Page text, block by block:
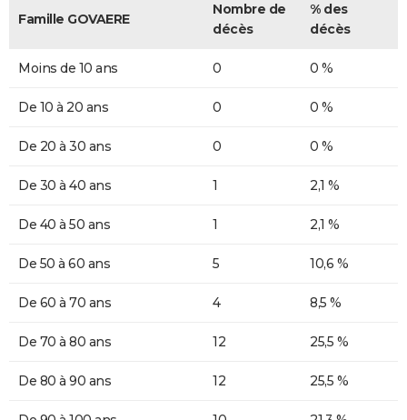
Famille GOVAERE
Nombre de
décès
% des
décès
Moins de 10 ans 0 0 %
De 10 à 20 ans 0 0 %
De 20 à 30 ans 0 0 %
De 30 à 40 ans 1 2,1 %
De 40 à 50 ans 1 2,1 %
De 50 à 60 ans 5 10,6 %
De 60 à 70 ans 4 8,5 %
De 70 à 80 ans 12 25,5 %
De 80 à 90 ans 12 25,5 %